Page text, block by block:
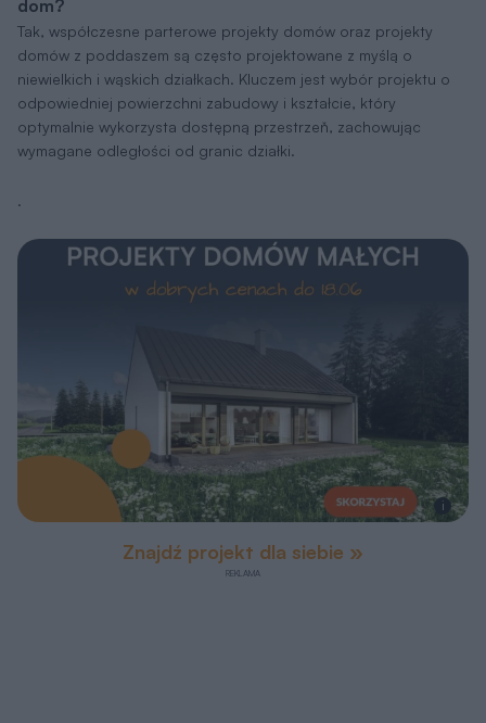
dom?
Tak, współczesne parterowe projekty domów oraz projekty
domów z poddaszem są często projektowane z myślą o
niewielkich i wąskich działkach. Kluczem jest wybór projektu o
odpowiedniej powierzchni zabudowy i kształcie, który
optymalnie wykorzysta dostępną przestrzeň, zachowując
wymagane odległości od granic działki.
.
i
Znajdź projekt dla siebie »